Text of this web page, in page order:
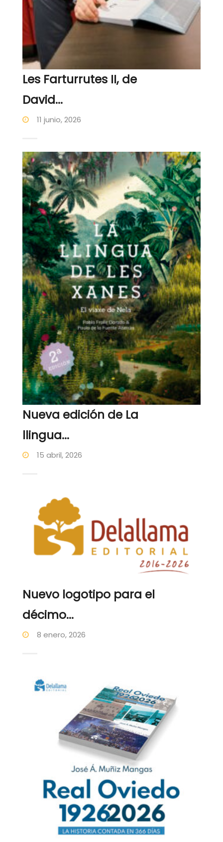
Les Farturrutes II, de
David...
11 junio, 2026
Nueva edición de La
llingua...
15 abril, 2026
Nuevo logotipo para el
décimo...
8 enero, 2026